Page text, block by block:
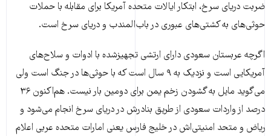
ضربت دریای سرخ، ابتکار ایالات متحده آمریکا برای مقابله با حملات
حوثی‌های به کشتی‌های عبوری در باب‌المندب و دریای سرخ است.
اگرچه عربستان سعودی دارای ارتشی تجهیز‌شده با ادوات و سلاح‌های
آمریکایی است و نزدیک به ۹ سال است که با حوثی‌ها در جنگ است ولی
می‌گوید مایل به گشودن زخم یمن برای دومین بار نیست. هم‌اکنون ۳۶
درصد از واردات سعودی از طریق بنادرش در دریای سرخ انجام می‌شود و
ریاض و متحد امنیتی‌اش در خلیج فارس یعنی امارات متحده عربی اعلام